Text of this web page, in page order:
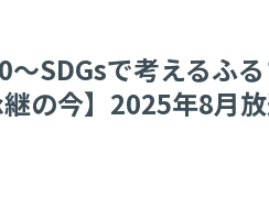
SDGsで考えるふ
の今】2025年8月